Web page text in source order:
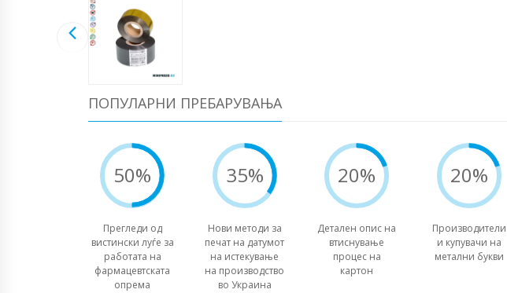
ПОПУЛАРНИ ПРЕБАРУВАЊА
50%
Прегледи од
вистински луѓе за
работата на
фармацевтската
опрема
35%
Нови методи за
печат на датумот
на истекување
на производство
во Украина
20%
Детален опис на
втиснување
процес на
картон
20%
Производители
и купувачи на
метални букви